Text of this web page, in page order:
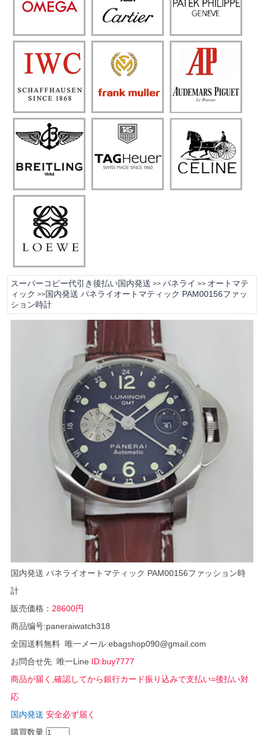
スーパーコピー代引き後払い国内発送 >> パネライ >> オートマテ
ィック >>国内発送 パネライオートマティック PAM00156ファッ
ション時計
国内発送 パネライオートマティック PAM00156ファッション時
計
販売価格： 28600円
商品编号:paneraiwatch318
全国送料無料 唯一メール:ebagshop090@gmail.com
お問合せ先 唯一Line ID:buy7777
商品が届く,確認してから銀行カード振り込みで支払い=後払い対
応
国内発送 安全必ず届く
購買数量